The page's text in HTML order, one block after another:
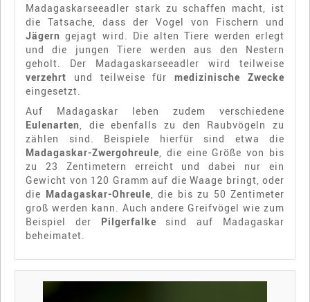
Madagaskarseeadler stark zu schaffen macht, ist
die Tatsache, dass der Vogel von Fischern und
Jägern gejagt wird. Die alten Tiere werden erlegt
und die jungen Tiere werden aus den Nestern
geholt. Der Madagaskarseeadler wird teilweise
verzehrt und teilweise fürmedizinische Zwecke
eingesetzt.
Auf Madagaskar leben zudem verschiedene
Eulenarten, die ebenfalls zu den Raubvögeln zu
zählen sind. Beispiele hierfür sind etwa die
Madagaskar-Zwergohreule, die eine Größe von bis
zu 23 Zentimetern erreicht und dabei nur ein
Gewicht von 120 Gramm auf die Waage bringt, oder
die Madagaskar-Ohreule, die bis zu 50 Zentimeter
groß werden kann. Auch andere Greifvögel wie zum
Beispiel der Pilgerfalke sind auf Madagaskar
beheimatet.